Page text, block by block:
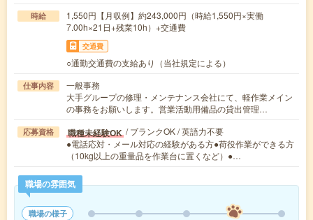
時給
1,550円【月収例】約243,000円（時給1,550円×実働
7.00h×21日+残業10h）+交通費
交通費
○通勤交通費の支給あり（当社規定による）
仕事内容
一般事務
大手グループの修理・メンテナンス会社にて、軽作業メイン
の事務をお願いします。営業活動用備品の貸出管理…
応募資格 職種未経験OK / ブランクOK / 英語力不要
●電話応対・メール対応の経験がある方●荷役作業ができる方
（10kg以上の重量品を作業台に置くなど）●…
職場の雰囲気
職場の様子